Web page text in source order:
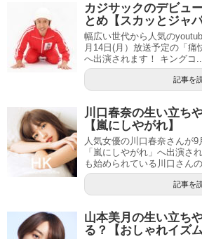
カジサックのデビュ
とめ【スカッとジャパ
幅広い世代から人気の
月14日(月）放送予定の「痛
へ出演されます！ キングコ...
記事を
川口春奈の生い立ち
【嵐にしやがれ】
人気女優の川口春奈さんが
「嵐にしやがれ」へ出演さ
も始められている川口さんの
記事を
山本美月の生い立ち
る？【おしゃれイズム